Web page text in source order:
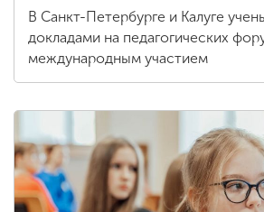
В Санкт-Петербурге и Калуге
докладами на педагогических
международным участием